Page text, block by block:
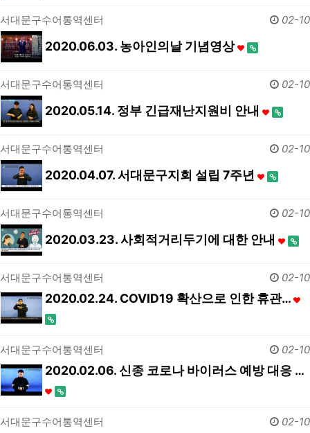
서대문구수어통역센터 02-10
2020.06.03. 농아인의날 기념영상
서대문구수어통역센터 02-10
2020.05.14. 정부 긴급재난지원비 안내
서대문구수어통역센터 02-10
2020.04.07. 서대문구지회 설립 7주년
서대문구수어통역센터 02-10
2020.03.23. 사회적거리두기에 대한 안내
서대문구수어통역센터 02-10
2020.02.24. COVID19 확산으로 인한 휴관…
서대문구수어통역센터 02-10
2020.02.06. 신종 코로나 바이러스 예방 대응 …
서대문구수어통역센터 02-10